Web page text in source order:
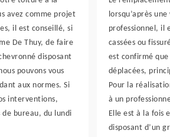
avez comme projet
il est conseillé, si
De Thuy, de faire
disposant
pouvons vous
aux normes. Si
interventions,
bureau, du lundi
lorsqu’après
professionnel, il
cassées ou
est confirmé
déplacées,
Pour la
à un
Elle est à la fois
disposant d’un